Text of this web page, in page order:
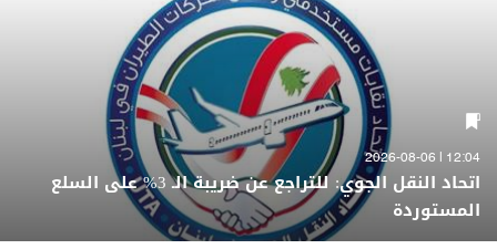
12:04 | 2026-08-06
اتحاد النقل الجوي: للتراجع عن ضريبة الـ 3% على السلع
المستوردة